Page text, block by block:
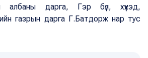
албаны дарга, Гэр бүл, хүүхэд,
газрын дарга Г.Батдорж нар тус